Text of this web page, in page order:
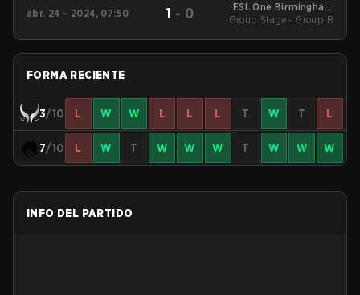
abr. 24 - 2024, 07:50 1 - 0
ESL One Birmingham
Main Event
Group Stage - Group B
FORMA RECIENTE
3/10 L W W L L L T W T L
7/10 L W T W W W T W W W
INFO DEL PARTIDO